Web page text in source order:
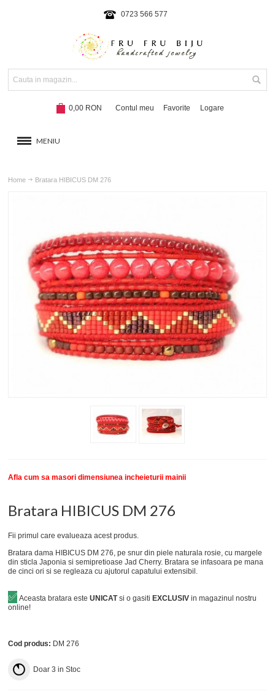
0723 566 577
0,00 RON Contul meu Favorite Logare
MENIU
NOUTATI 2024 Hot!
SETURI BRATARI New
COLECTII BRATARI
DESPRE NOI
Home Bratara HIBICUS DM 276
Afla cum sa masori dimensiunea incheieturii mainii
Bratara HIBICUS DM 276
Fii primul care evalueaza acest produs.
Bratara dama HIBICUS DM 276, pe snur din piele naturala rosie, cu margele
din sticla Japonia si semipretioase Jad Cherry. Bratara se infasoara pe mana
de cinci ori si se regleaza cu ajutorul capatului extensibil.
✅ Aceasta bratara esteUNICATsi o gasitiEXCLUSIV in magazinul nostru
online!
Cod produs: DM 276
Doar3 in Stoc